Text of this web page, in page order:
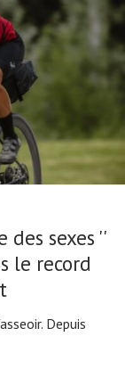
sexes ''
le record
Depuis